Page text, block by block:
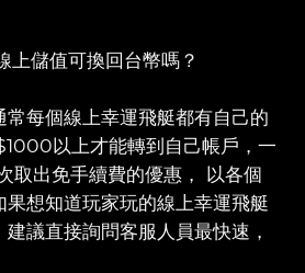
上儲值可換回台幣嗎？
常每個線上幸運飛艇都有自己的
以上才能轉到自己帳戶，一
取出免手續費的優惠， 以各個
想知道玩家玩的線上幸運飛艇
議直接詢問客服人員最快速，